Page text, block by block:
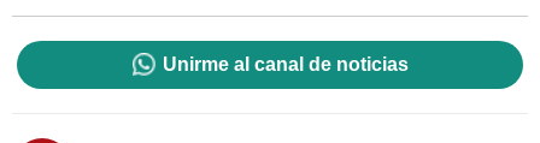
Unirme al canal de noticias